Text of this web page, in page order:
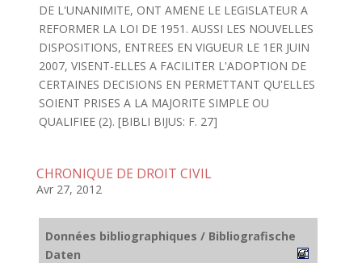
DE L'UNANIMITE, ONT AMENE LE LEGISLATEUR A
REFORMER LA LOI DE 1951. AUSSI LES NOUVELLES
DISPOSITIONS, ENTREES EN VIGUEUR LE 1ER JUIN
2007, VISENT-ELLES A FACILITER L'ADOPTION DE
CERTAINES DECISIONS EN PERMETTANT QU'ELLES
SOIENT PRISES A LA MAJORITE SIMPLE OU
QUALIFIEE (2). [BIBLI BIJUS: F. 27]
CHRONIQUE DE DROIT CIVIL
Avr 27, 2012
Données bibliographiques / Bibliografische
Daten